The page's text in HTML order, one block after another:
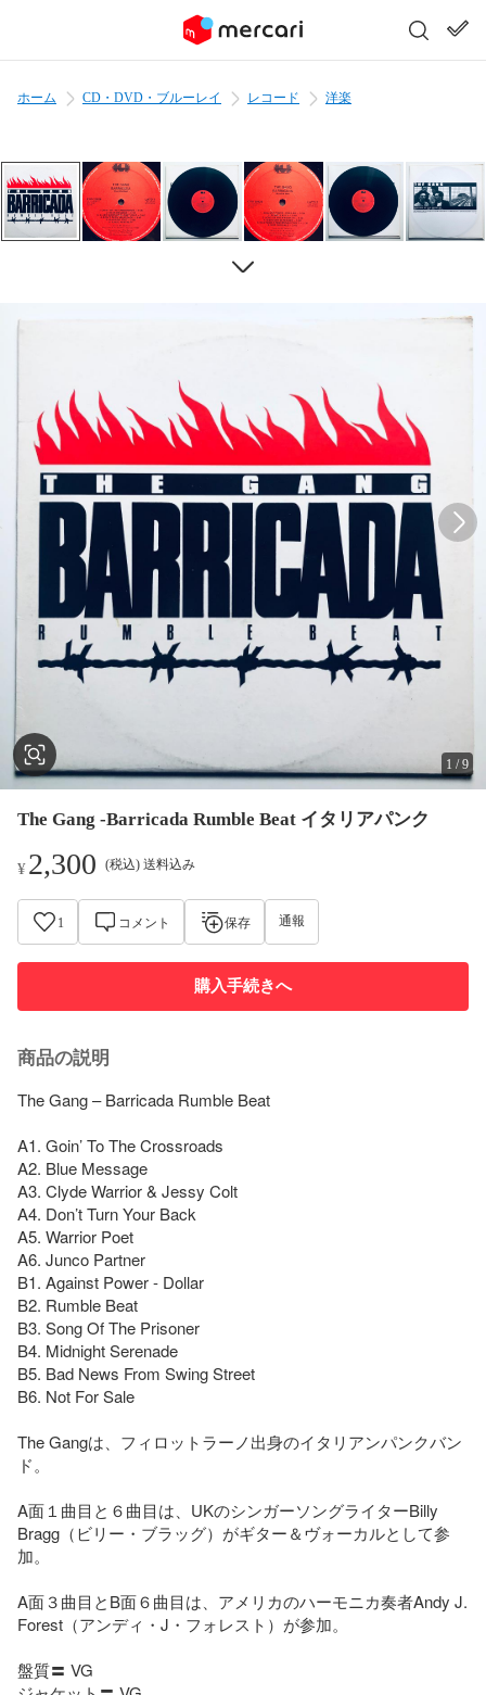
ホーム CD・DVD・ブルーレイ レコード 洋楽
1 /9
The Gang -Barricada Rumble Beat イタリアパンク
¥2,300 (税込) 送料込み
1 コメント 保存 通報
購入手続きへ
商品の説明
The Gang – Barricada Rumble Beat
A1. Goin’ To The Crossroads
A2. Blue Message
A3. Clyde Warrior & Jessy Colt
A4. Don’t Turn Your Back
A5. Warrior Poet
A6. Junco Partner
B1. Against Power - Dollar
B2. Rumble Beat
B3. Song Of The Prisoner
B4. Midnight Serenade
B5. Bad News From Swing Street
B6. Not For Sale
The Gangは、フィロットラーノ出身のイタリアンパンクバン
ド。
A面１曲目と６曲目は、UKのシンガーソングライターBilly
Bragg（ビリー・ブラッグ）がギター＆ヴォーカルとして参
加。
A面３曲目とB面６曲目は、アメリカのハーモニカ奏者Andy J.
Forest（アンディ・J・フォレスト）が参加。
盤質〓 VG